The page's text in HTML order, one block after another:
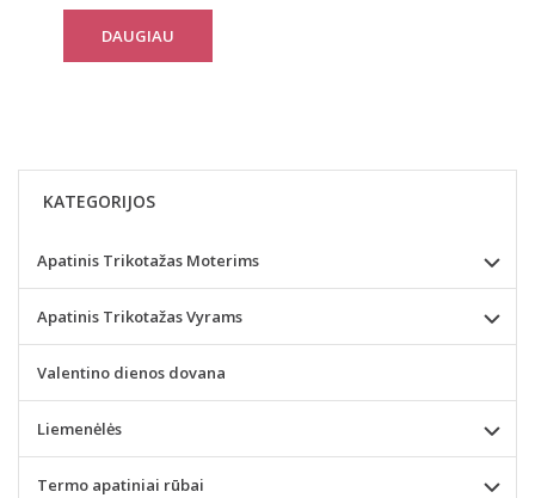
DAUGIAU
KATEGORIJOS
Apatinis Trikotažas Moterims
Apatinis Trikotažas Vyrams
Valentino dienos dovana
Liemenėlės
Termo apatiniai rūbai